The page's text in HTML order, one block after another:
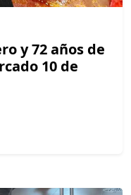
y 72 años de
10 de